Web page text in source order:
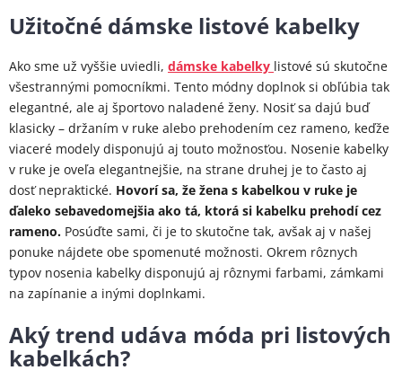
Užitočné dámske listové kabelky
Ako sme už vyššie uviedli, dámske kabelky listové sú skutočne
všestrannými pomocníkmi. Tento módny doplnok si obľúbia tak
elegantné, ale aj športovo naladené ženy. Nosiť sa dajú buď
klasicky – držaním v ruke alebo prehodením cez rameno, keďže
viaceré modely disponujú aj touto možnosťou. Nosenie kabelky
v ruke je oveľa elegantnejšie, na strane druhej je to často aj
dosť nepraktické. Hovorí sa, že žena s kabelkou v ruke je
ďaleko sebavedomejšia ako tá, ktorá si kabelku prehodí cez
rameno. Posúďte sami, či je to skutočne tak, avšak aj v našej
ponuke nájdete obe spomenuté možnosti. Okrem rôznych
typov nosenia kabelky disponujú aj rôznymi farbami, zámkami
na zapínanie a inými doplnkami.
Aký trend udáva móda pri listových
kabelkách?